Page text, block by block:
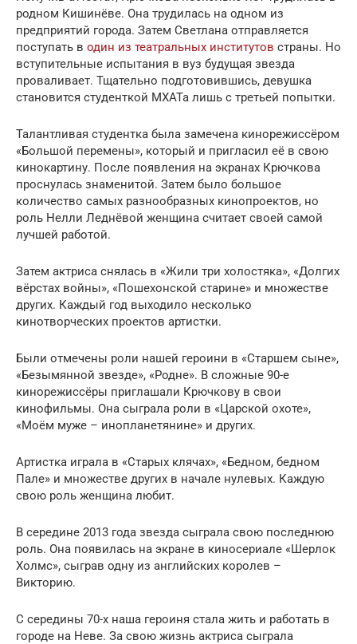
родном Кишинёве. Она трудилась на одном из
предприятий города. Затем Светлана отправляется
поступать в один из театральных институтов страны. Но
вступительные испытания в вуз будущая звезда
проваливает. Тщательно подготовившись, дeвyшка
становится студенткой МХАТа лишь с третьей попытки.
Талантливая студентка была замечена кинорежиссёром
«Большой перемены», который и пригласил её в свою
кинокартину. После появления на экранах Крючкова
проснулась знаменитой. Затем было большое
количество самых разнообразных кинопроектов, но
роль Нелли Леднёвой женщина считает своей самой
лучшей работой.
Затем актриса снялась в «Жили три холостяка», «Долгих
вёрстах войны», «Пошехонской старине» и множестве
других. Каждый год выходило несколько
кинотворческих проектов артистки.
Были отмечены роли нашей героини в «Старшем сыне»,
«Безымянной звезде», «Родне». В сложные 90-е
кинорежиссёры приглашали Крючкову в свои
кинофильмы. Она сыграла роли в «Царской охоте»,
«Моём муже – инопланетянине» и других.
Артистка играла в «Старых клячах», «Бедном, бедном
Пале» и множестве других в начале нулевых. Каждую
свою роль женщина любит.
В середине 2013 года звезда сыграла свою последнюю
роль. Она появилась на экране в киносериале «Шерлок
Холмс», сыграв одну из английских королев –
Викторию.
С середины 70-х наша героиня стала жить и работать в
городе на Неве. За свою жизнь актриса сыграла